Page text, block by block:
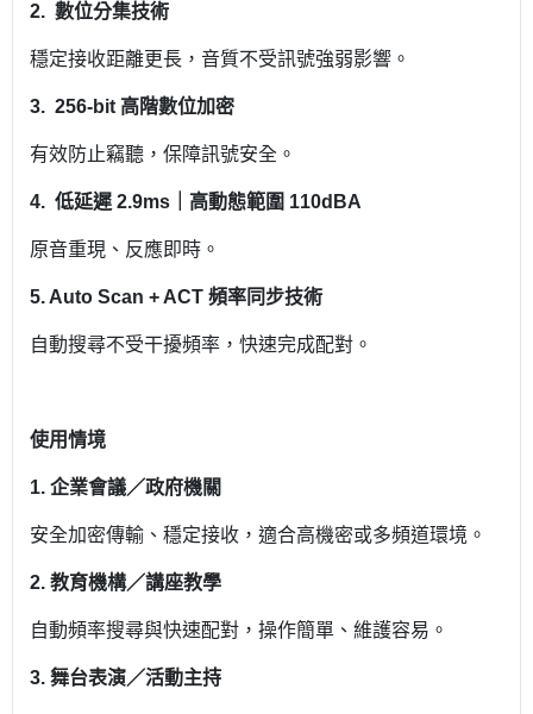
2. 數位分集技術
穩定接收距離更長，音質不受訊號強弱影響。
3. 256‑bit 高階數位加密
有效防止竊聽，保障訊號安全。
4. 低延遲 2.9ms｜高動態範圍 110dBA
原音重現、反應即時。
5. Auto Scan + ACT 頻率同步技術
自動搜尋不受干擾頻率，快速完成配對。
使用情境
1. 企業會議／政府機關
安全加密傳輸、穩定接收，適合高機密或多頻道環境。
2. 教育機構／講座教學
自動頻率搜尋與快速配對，操作簡單、維護容易。
3. 舞台表演／活動主持